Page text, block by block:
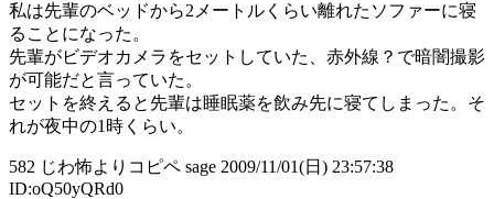
私は先輩のベッドから2メートルくらい離れたソファーに寝
ることになった。
先輩がビデオカメラをセットしていた、赤外線？で暗闇撮影
が可能だと言っていた。
セットを終えると先輩は睡眠薬を飲み先に寝てしまった。そ
れが夜中の1時くらい。
582 じわ怖よりコピペ sage 2009/11/01(日) 23:57:38
ID:oQ50yQRd0